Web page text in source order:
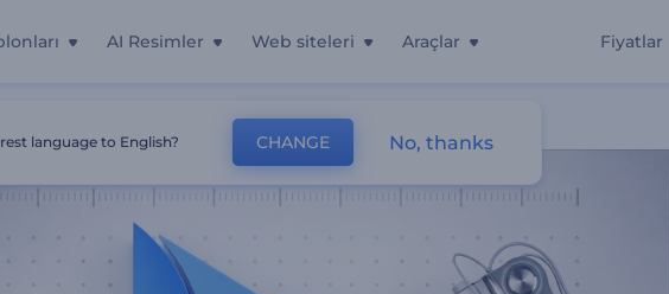
AI Resimler Web siteleri Araçlar Fiyatlar
language to English? CHANGE No, thanks